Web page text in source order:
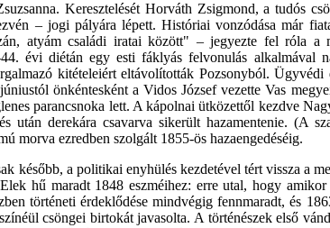
Keresztelését Horváth Zsigmond, a tudós
– jogi pályára lépett. Históriai vonzódása már
atyám családi iratai között" – jegyezte fel róla a
évi diétán egy esti fáklyás felvonulás alkalmával
kitételeiért eltávolították Pozsonyból.
önkéntesként a Vidos József vezette Vas
parancsnoka lett. A kápolnai ütközettől kezdve
derekára csavarva sikerült hazamentenie. (A
morva ezredben szolgált 1855-ös hazaengedéséig.
később, a politikai enyhülés kezdetével tért vissza a
hű maradt 1848 eszméihez: erre utal, hogy
történeti érdeklődése mindvégig fennmaradt, és
csöngei birtokát javasolta. A történészek első